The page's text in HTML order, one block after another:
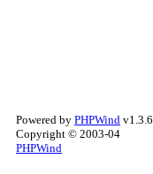
Powered by PHPWind v1.3.6
Copyright © 2003-04
PHPWind